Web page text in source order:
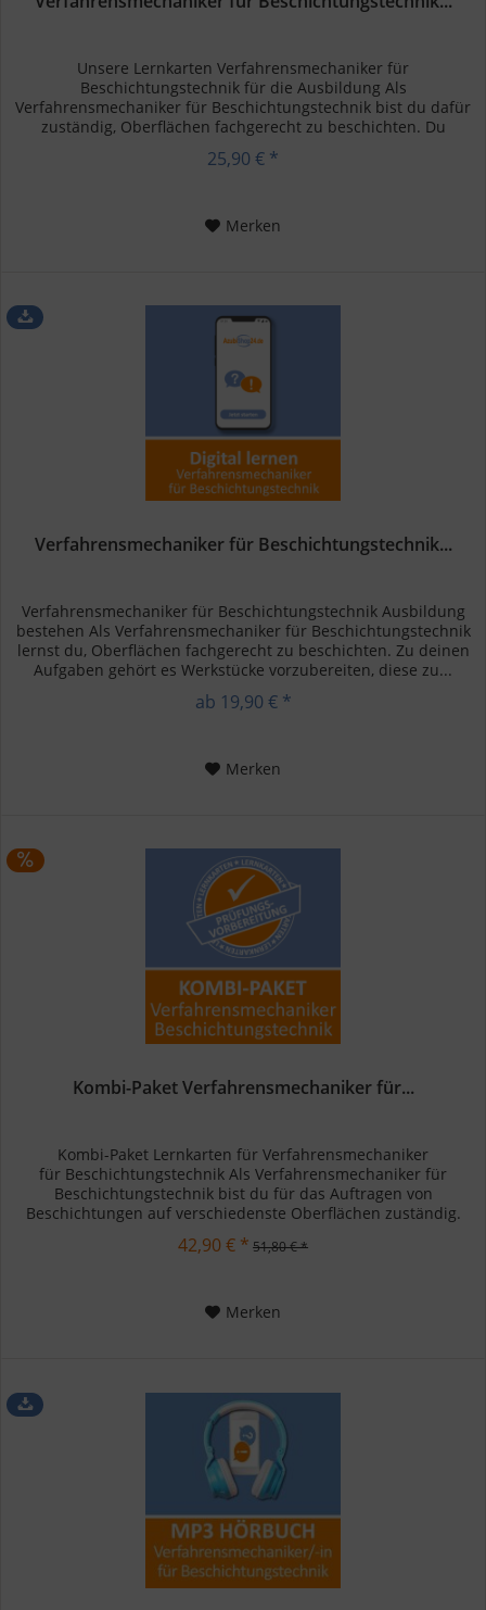
Unsere Lernkarten Verfahrensmechaniker für
Beschichtungstechnik für die Ausbildung Als
Verfahrensmechaniker für Beschichtungstechnik bist du dafür
zuständig, Oberflächen fachgerecht zu beschichten. Du
bereitest die Werkstücke vor, indem...
25,90 € *
Merken
Verfahrensmechaniker für Beschichtungstechnik...
Verfahrensmechaniker für Beschichtungstechnik Ausbildung
bestehen Als Verfahrensmechaniker für Beschichtungstechnik
lernst du, Oberflächen fachgerecht zu beschichten. Zu deinen
Aufgaben gehört es Werkstücke vorzubereiten, diese zu...
ab 19,90 € *
Merken
Kombi-Paket Verfahrensmechaniker für...
Kombi-Paket Lernkarten für Verfahrensmechaniker
für Beschichtungstechnik Als Verfahrensmechaniker für
Beschichtungstechnik bist du für das Auftragen von
Beschichtungen auf verschiedenste Oberflächen zuständig.
Du bereitest Oberflächen...
42,90 € * 51,80 € *
Merken